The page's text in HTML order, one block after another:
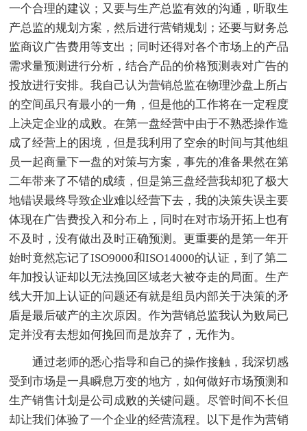
一个合理的建议；又要与生产总监有效的沟通，听取生
产总监的规划方案，然后进行营销规划；还要与财务总
监商议广告费用等支出；同时还得对各个市场上的产品
需求量预测进行分析，结合产品的价格预测表对广告的
投放进行安排。我自己认为营销总监在物理沙盘上所占
的空间虽只有最小的一角，但是他的工作将在一定程度
上决定企业的成败。在第一盘经营中由于不熟悉操作造
成了经营上的困境，但是我利用了空余的时间与其他组
员一起商量下一盘的对策与方案，事先的准备果然在第
二年带来了不错的成绩，但是第三盘经营我却犯了极大
地错误最终导致企业难以经营下去，我的决策失误主要
体现在广告费投入和分布上，同时在对市场开拓上也有
不及时，没有做出及时正确预测。更重要的是第一年开
始时竟然忘记了ISO9000和ISO14000的认证，到了第二
年加投认证却以无法挽回区域老大被夺走的局面。生产
线大开加上认证的问题还有就是组员内部关于决策的矛
盾是最后破产的主次原因。作为营销总监我认为败局已
定并没有去想如何挽回而是放弃了，无作为。
通过老师的悉心指导和自己的操作接触，我深切感
受到市场是一具瞬息万变的地方，如何做好市场预测和
生产销售计划是公司成败的关键问题。尽管时间不长但
却让我们体验了一个企业的经营流程。以下是作为营销